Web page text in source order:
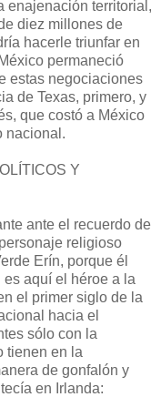
enajenación territorial,
diez millones de
hacerle triunfar en
permaneció
estas negociacio­nes
de Texas, primero, y
que costó a México
nacional.
Y
ante el recuerdo de
religioso
Erín, porque él
aquí el héroe a la
el primer siglo de la
hacia el
sólo con la
tienen en la
de gonfalón y
en Irlanda: